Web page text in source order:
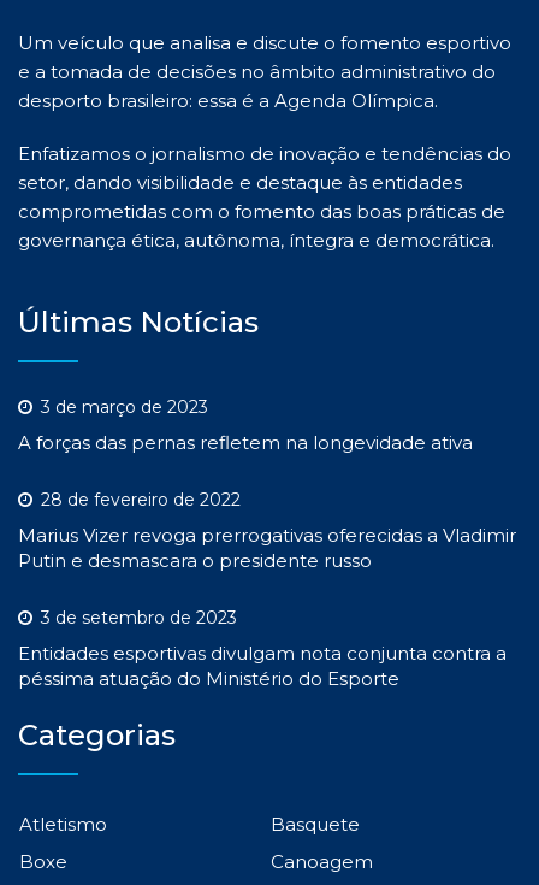
Um veículo que analisa e discute o fomento esportivo
e a tomada de decisões no âmbito administrativo do
desporto brasileiro: essa é a Agenda Olímpica.
Enfatizamos o jornalismo de inovação e tendências do
setor, dando visibilidade e destaque às entidades
comprometidas com o fomento das boas práticas de
governança ética, autônoma, íntegra e democrática.
Últimas Notícias
3 de março de 2023
A forças das pernas refletem na longevidade ativa
28 de fevereiro de 2022
Marius Vizer revoga prerrogativas oferecidas a Vladimir
Putin e desmascara o presidente russo
3 de setembro de 2023
Entidades esportivas divulgam nota conjunta contra a
péssima atuação do Ministério do Esporte
Categorias
Atletismo
Basquete
Boxe
Canoagem